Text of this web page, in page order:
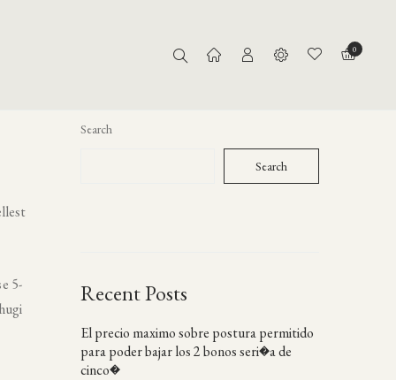
0
5-
Search
Search
Recent Posts
El precio maximo sobre postura permitido
para poder bajar los 2 bonos seri�a de
cinco�